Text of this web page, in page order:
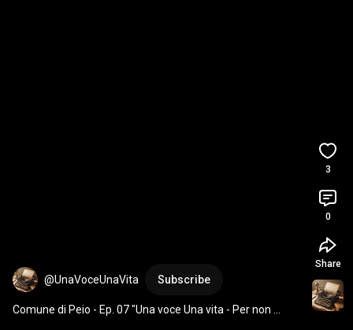
@UnaVoceUnaVita Subscribe
Comune di Peio - Ep. 07 "Una voce Una vita - Per non
3
0
Share